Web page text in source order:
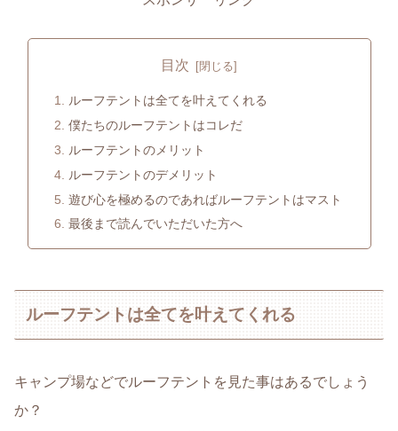
目次
ルーフテントは全てを叶えてくれる
僕たちのルーフテントはコレだ
ルーフテントのメリット
ルーフテントのデメリット
遊び心を極めるのであればルーフテントはマスト
最後まで読んでいただいた方へ
ルーフテントは全てを叶えてくれる
キャンプ場などでルーフテントを見た事はあるでしょう
か？